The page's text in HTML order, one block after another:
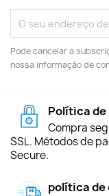
Pode cancelar a
nossa informação de
Política
Compra
SSL. Métodos de
Secure.
política de